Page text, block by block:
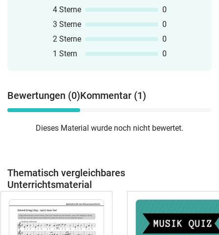
4 Sterne
0
3 Sterne
0
2 Sterne
0
1 Stern
0
Bewertungen (0)Kommentar (1)
Dieses Material wurde noch nicht bewertet.
Thematisch vergleichbares
Unterrichtsmaterial